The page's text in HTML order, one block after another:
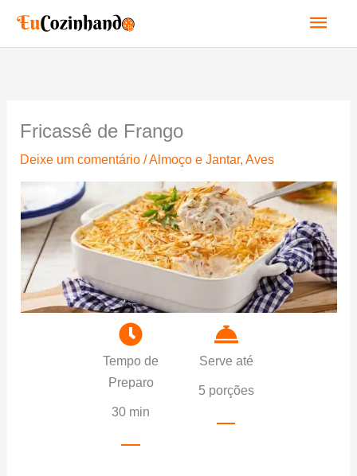
para
o
Fricassê de Frango
Deixe um comentário /Almoço e Jantar, Aves
Tempo de
Preparo
30 min
Serve até
5 porções